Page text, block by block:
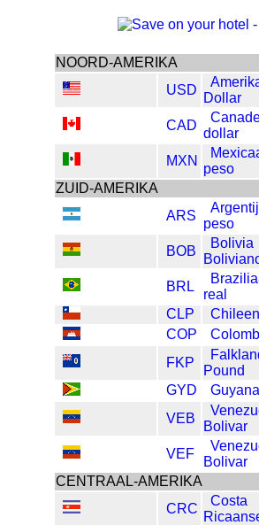
NOORD-AMERIKA
USD
Dollar
CAD
dollar
MXN
peso
ZUID-AMERIKA
ARS
peso
BOB
Bolivia
BRL
real
CLP
COP
FKP
Pound
GYD
VEB
Bolivar
VEF
Bolivar
CENTRAAL-AMERIKA
CRC
Costa